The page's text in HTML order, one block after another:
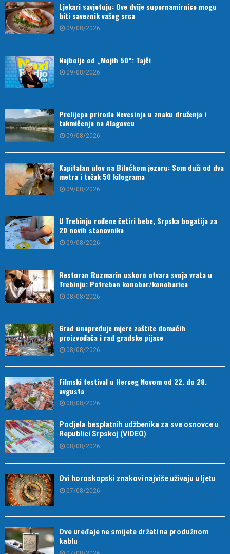
Ljekari savjetuju: Ove dvije supernamirnice mogu
biti saveznik vašeg srca
09/08/2026
Najbolje od „Mojih 50“: Tajči
09/08/2026
Prelijepa priroda Nevesinja u znaku druženja i
takmičenja na Alagovcu
09/08/2026
Kapitalan ulov na Bilećkom jezeru: Som duži od dva
metra i težak 50 kilograma
09/08/2026
U Trebinju rođene četiri bebe, Srpska bogatija za
20 novih stanovnika
09/08/2026
Restoran Ruzmarin uskoro otvara svoja vrata u
Trebinju: Potreban konobar/konobarica
08/08/2026
Grad unapređuje mjere zaštite domaćih
proizvođača i rad gradske pijace
08/08/2026
Filmski festival u Herceg Novom od 22. do 28.
avgusta
08/08/2026
Podjela besplatnih udžbenika za sve osnovce u
Republici Srpskoj (VIDEO)
08/08/2026
Ovi horoskopski znakovi najviše uživaju u ljetu
07/08/2026
Ove uređaje ne smijete držati na produžnom
kablu